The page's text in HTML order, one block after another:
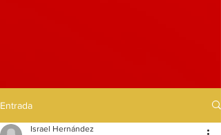
Entrada
Israel Hernández